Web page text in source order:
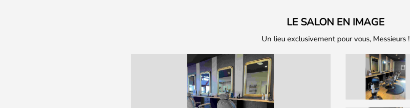
LE SALON EN IMAGE
Un lieu exclusivement pour vous, Messieurs !